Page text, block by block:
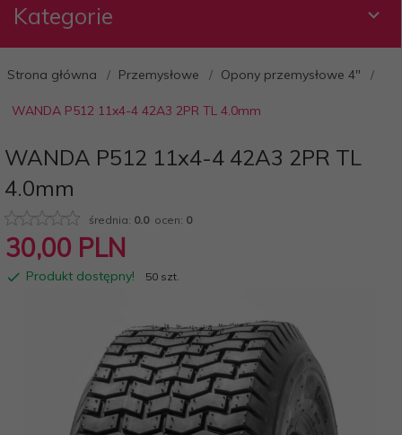
Kategorie
Strona główna Przemysłowe Opony przemysłowe 4"
WANDA P512 11x4-4 42A3 2PR TL 4.0mm
WANDA P512 11x4-4 42A3 2PR TL
4.0mm
średnia: 0.0ocen: 0
30,00 PLN
Produkt dostępny! 50 szt.